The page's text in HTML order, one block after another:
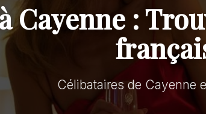
Cayenne :
Célibataires de Cayenne